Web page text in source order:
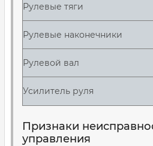
Рулевые тяги
Рулевые наконечники
Рулевой вал
Усилитель руля
Признаки
управления